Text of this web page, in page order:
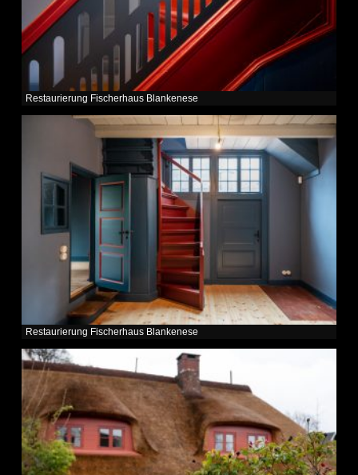
Restaurierung Fischerhaus Blankenese
Restaurierung Fischerhaus Blankenese